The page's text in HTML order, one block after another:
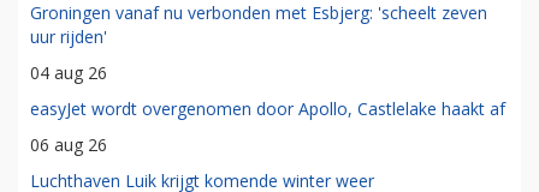
Groningen vanaf nu verbonden met Esbjerg: 'scheelt zeven
uur rijden'
04 aug 26
easyJet wordt overgenomen door Apollo, Castlelake haakt af
06 aug 26
Luchthaven Luik krijgt komende winter weer